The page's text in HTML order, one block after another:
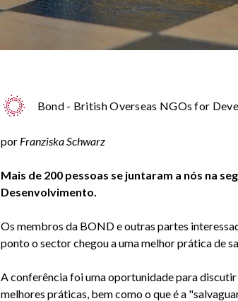
Bond - British Overseas NGOs for
por FranziskaSchwarz
Mais de 200 pessoas se juntaram a nós na
Desenvolvimento.
Os membros da BOND eoutras partes
ponto o sector chegou a uma melhor prática de
A conferência foi uma oportunidade para
melhores práticas, bem como o que é a